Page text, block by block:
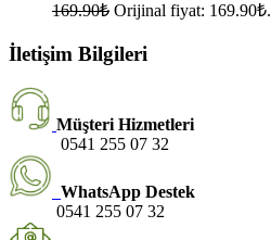
169.90₺ Orijinal fiyat: 169.90₺.
İletişim Bilgileri
Müşteri Hizmetleri
0541 255 07 32
WhatsApp Destek
0541 255 07 32